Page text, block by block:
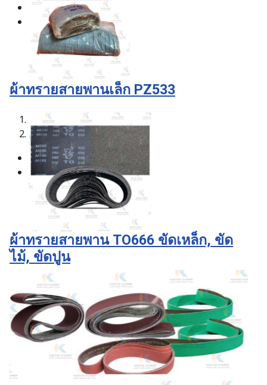
ผ้าทรายสายพานเล็ก PZ533
2
ผ้าทรายสายพาน TO666 ขัดเหล็ก, ขัด
ไม้, ขัดปูน